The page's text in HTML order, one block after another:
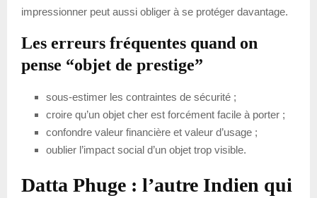
impressionner peut aussi obliger à se protéger davantage.
Les erreurs fréquentes quand on
pense “objet de prestige”
sous-estimer les contraintes de sécurité ;
croire qu’un objet cher est forcément facile à porter ;
confondre valeur financière et valeur d’usage ;
oublier l’impact social d’un objet trop visible.
Datta Phuge : l’autre Indien qui